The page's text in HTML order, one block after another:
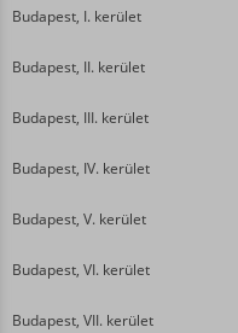
Budapest, I. kerület
Budapest, II. kerület
Budapest, III. kerület
Budapest, IV. kerület
Budapest, V. kerület
Budapest, VI. kerület
Budapest, VII. kerület